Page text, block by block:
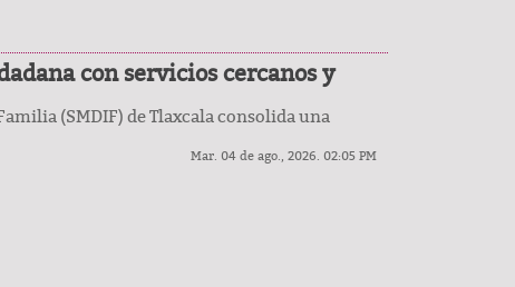
con servicios cercanos y
(SMDIF) de Tlaxcala consolida una
Mar. 04 de ago., 2026. 02:05 PM